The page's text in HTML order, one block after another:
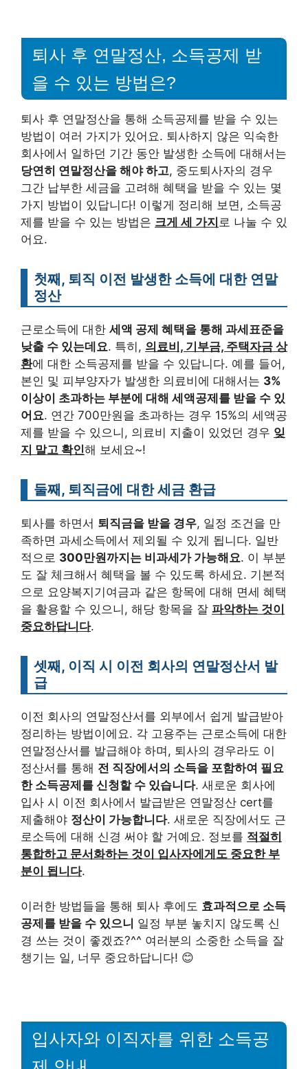
퇴사 후 연말정산, 소득공제 받
을 수 있는 방법은?
퇴사 후 연말정산을 통해 소득공제를 받을 수 있는
방법이 여러 가지가 있어요. 퇴사하지 않은 익숙한
회사에서 일하던 기간 동안 발생한 소득에 대해서는
당연히 연말정산을 해야 하고, 중도퇴사자의 경우
그간 납부한 세금을 고려해 혜택을 받을 수 있는 몇
가지 방법이 있답니다! 이렇게 정리해 보면, 소득공
제를 받을 수 있는 방법은 크게 세 가지 로 나눌 수 있
어요.
첫째, 퇴직 이전 발생한 소득에 대한 연말
정산
근로소득에 대한 세액 공제 혜택을 통해 과세표준을
낮출 수 있는데요. 특히, 의료비, 기부금, 주택자금 상
환에 대한 소득공제를 받을 수 있답니다. 예를 들어,
본인 및 피부양자가 발생한 의료비에 대해서는 3%
이상이 초과하는 부분에 대해 세액공제를 받을 수 있
어요. 연간 700만원을 초과하는 경우 15%의 세액공
제를 받을 수 있으니, 의료비 지출이 있었던 경우 잊
지 말고 확인해 보세요~!
둘째, 퇴직금에 대한 세금 환급
퇴사를 하면서 퇴직금을 받을 경우, 일정 조건을 만
족하면 과세소득에서 제외될 수 있게 됩니다. 일반
적으로 300만원까지는 비과세가 가능해요. 이 부분
도 잘 체크해서 혜택을 볼 수 있도록 하세요. 기본적
으로 요양복지기여금과 같은 항목에 대해 면세 혜택
을 활용할 수 있으니, 해당 항목을 잘 파악하는 것이
중요하답니다.
셋째, 이직 시 이전 회사의 연말정산서 발
급
이전 회사의 연말정산서를 외부에서 쉽게 발급받아
정리하는 방법이에요. 각 고용주는 근로소득에 대한
연말정산서를 발급해야 하며, 퇴사의 경우라도 이
정산서를 통해 전 직장에서의 소득을 포함하여 필요
한 소득공제를 신청할 수 있습니다. 새로운 회사에
입사 시 이전 회사에서 발급받은 연말정산 cert를
제출해야 정산이 가능합니다. 새로운 직장에서도 근
로소득에 대해 신경 써야 할 거예요. 정보를 적절히
통합하고 문서화하는 것이 입사자에게도 중요한 부
분이 됩니다.
이러한 방법들을 통해 퇴사 후에도 효과적으로 소득
공제를 받을 수 있으니 일정 부분 놓치지 않도록 신
경 쓰는 것이 좋겠죠?^^ 여러분의 소중한 소득을 잘
챙기는 일, 너무 중요하답니다! 😊
입사자와 이직자를 위한 소득공